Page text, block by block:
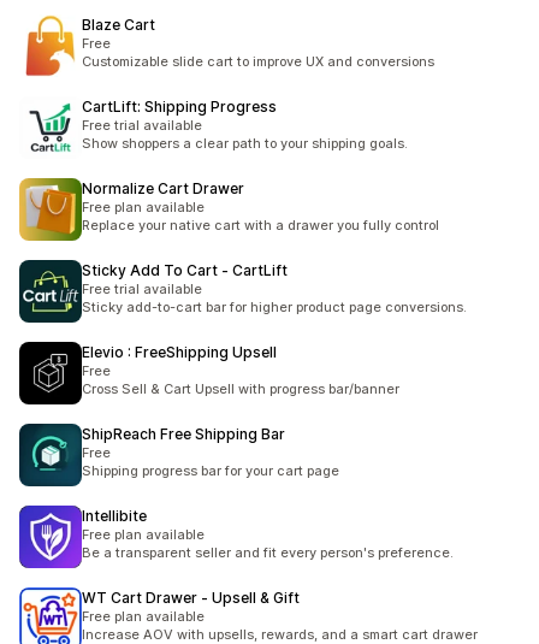
Blaze Cart
Free
Customizable slide cart to improve UX and conversions
CartLift: Shipping Progress
Free trial available
Show shoppers a clear path to your shipping goals.
Normalize Cart Drawer
Free plan available
Replace your native cart with a drawer you fully control
Sticky Add To Cart ‑ CartLift
Free trial available
Sticky add-to-cart bar for higher product page conversions.
Elevio : FreeShipping Upsell
Free
Cross Sell & Cart Upsell with progress bar/banner
ShipReach Free Shipping Bar
Free
Shipping progress bar for your cart page
Intellibite
Free plan available
Be a transparent seller and fit every person's preference.
WT Cart Drawer ‑ Upsell & Gift
Free plan available
Increase AOV with upsells, rewards, and a smart cart drawer